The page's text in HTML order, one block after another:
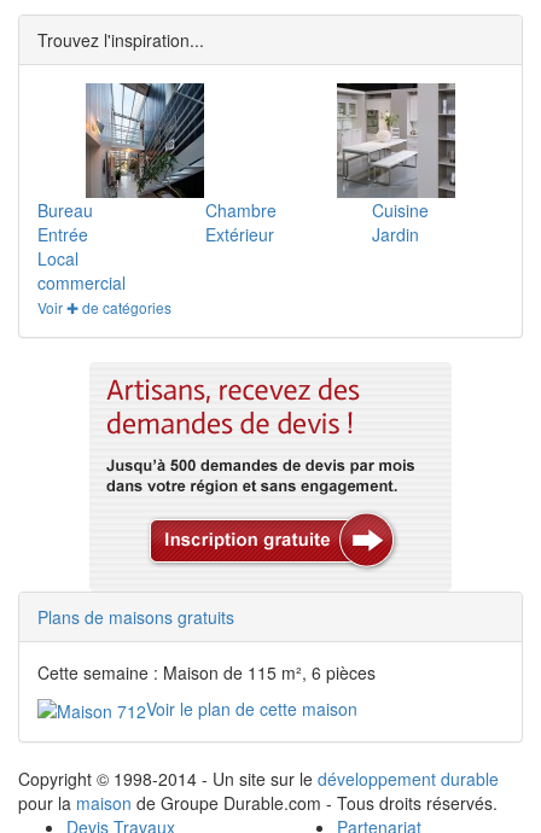
Trouvez l'inspiration...
Bureau Chambre
Cuisine
Entrée
Extérieur
Jardin
Local
commercial
Voir ✚ de catégories
Plans de maisons gratuits
Cette semaine : Maison de 115 m², 6 pièces
Voir le plan de cette maison
Copyright © 1998-2014 - Un site sur le développement durable
pour la maison de Groupe Durable.com - Tous droits réservés.
Devis Travaux
Partenariat